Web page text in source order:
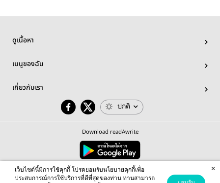
ดูเนื้อหา
เมนูของฉัน
เกี่ยวกับเรา
ปกติ
Download readAwrite
© 2026 readAwrite.com by MEB Corporation Public Company Limited
This site is protected by reCAPTCHA and the Google Privacy Policy Terms of Serviceapply.
เว็บไซต์นี้มีการใช้คุกกี้ โปรดยอมรับนโยบายคุกกี้เพื่อ
ประสบการณ์การใช้บริการที่ดีที่สุดของท่าน ท่านสามารถ
×